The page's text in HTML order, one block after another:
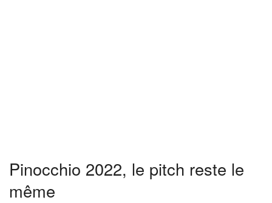
Pinocchio 2022, le pitch reste le
même